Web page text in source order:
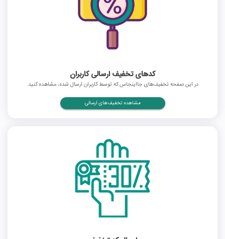
کدهای تخفیف ارسالی کاربران
در این صفحه تخفیف‌های جااینجاس که توسط کاربران ارسال شده، مشاهده کنید.
مشاهده تخفیف‌های ارسالی